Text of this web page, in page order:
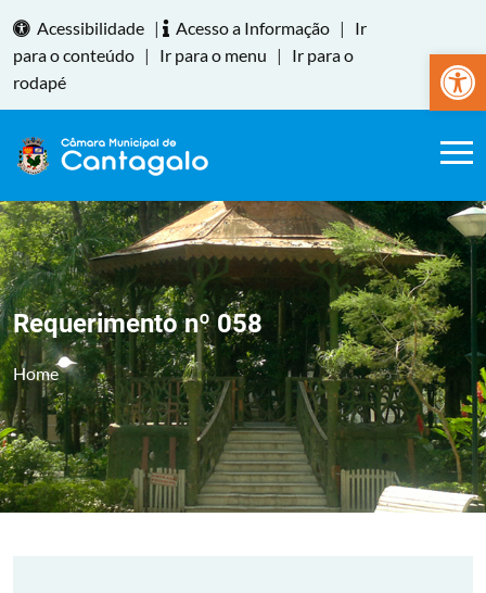
Abrir
Acessibilidade | Acesso a Informação |
Ir
para o conteúdo | Ir para o menu |
Ir para o
rodapé
Requerimento nº 058
Home